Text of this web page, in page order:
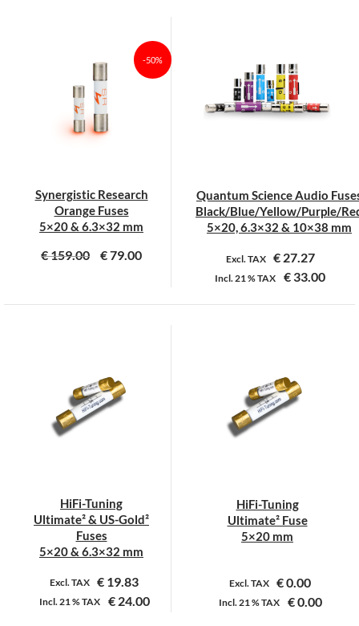
meerdere
variaties.
Deze
optie
kan
de
productpagina
variaties.
Deze
optie
de
productpagina
-50%
Synergistic Research
Orange Fuses
5×20 & 6.3×32 mm
€159.00 €79.00
Dit
variaties.
Deze
optie
de
productpagina
Quantum Science Audio
Black/Blue/Yellow/Purple/
5×20, 6.3×32 & 10×38 mm
Excl. TAX €27.27
Incl.21 %TAX € 33.00
Dit
variaties.
Deze
optie
de
productpagina
HiFi-Tuning
Ultimate² & US-Gold²
Fuses
5×20 & 6.3×32 mm
Excl. TAX € 19.83
Incl.21 %TAX €24.00
HiFi-Tuning
Ultimate² Fuse
5×20 mm
Excl. TAX €0.00
Incl.21 %TAX €0.00